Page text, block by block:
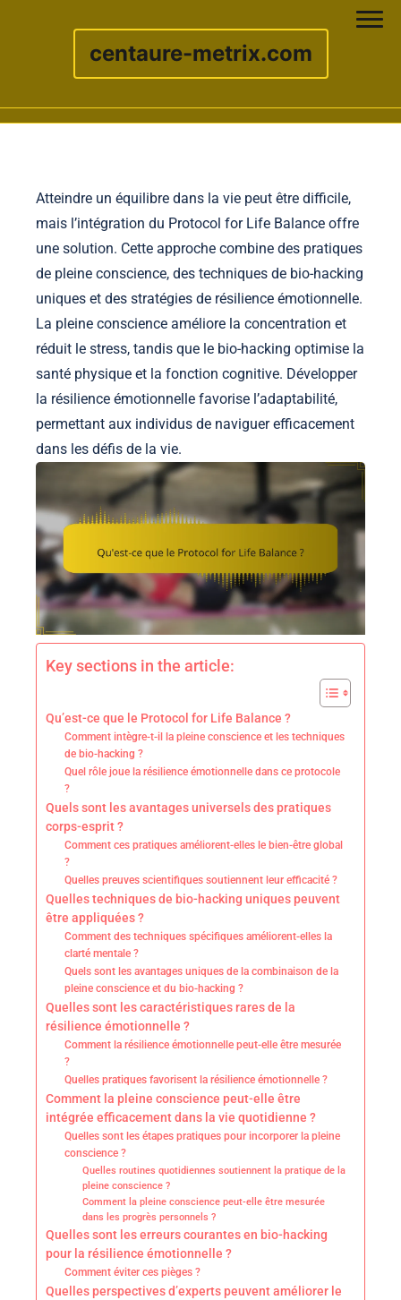
centaure-metrix.com
Atteindre un équilibre dans la vie peut être difficile,
mais l’intégration du Protocol for Life Balance offre
une solution. Cette approche combine des pratiques
de pleine conscience, des techniques de bio-hacking
uniques et des stratégies de résilience émotionnelle.
La pleine conscience améliore la concentration et
réduit le stress, tandis que le bio-hacking optimise la
santé physique et la fonction cognitive. Développer
la résilience émotionnelle favorise l’adaptabilité,
permettant aux individus de naviguer efficacement
dans les défis de la vie.
Key sections in the article:
Qu’est-ce que le Protocol for Life Balance ?
Comment intègre-t-il la pleine conscience et les techniques
de bio-hacking ?
Quel rôle joue la résilience émotionnelle dans ce protocole
?
Quels sont les avantages universels des pratiques
corps-esprit ?
Comment ces pratiques améliorent-elles le bien-être global
?
Quelles preuves scientifiques soutiennent leur efficacité ?
Quelles techniques de bio-hacking uniques peuvent
être appliquées ?
Comment des techniques spécifiques améliorent-elles la
clarté mentale ?
Quels sont les avantages uniques de la combinaison de la
pleine conscience et du bio-hacking ?
Quelles sont les caractéristiques rares de la
résilience émotionnelle ?
Comment la résilience émotionnelle peut-elle être mesurée
?
Quelles pratiques favorisent la résilience émotionnelle ?
Comment la pleine conscience peut-elle être
intégrée efficacement dans la vie quotidienne ?
Quelles sont les étapes pratiques pour incorporer la pleine
conscience ?
Quelles routines quotidiennes soutiennent la pratique de la
pleine conscience ?
Comment la pleine conscience peut-elle être mesurée
dans les progrès personnels ?
Quelles sont les erreurs courantes en bio-hacking
pour la résilience émotionnelle ?
Comment éviter ces pièges ?
Quelles perspectives d’experts peuvent améliorer le